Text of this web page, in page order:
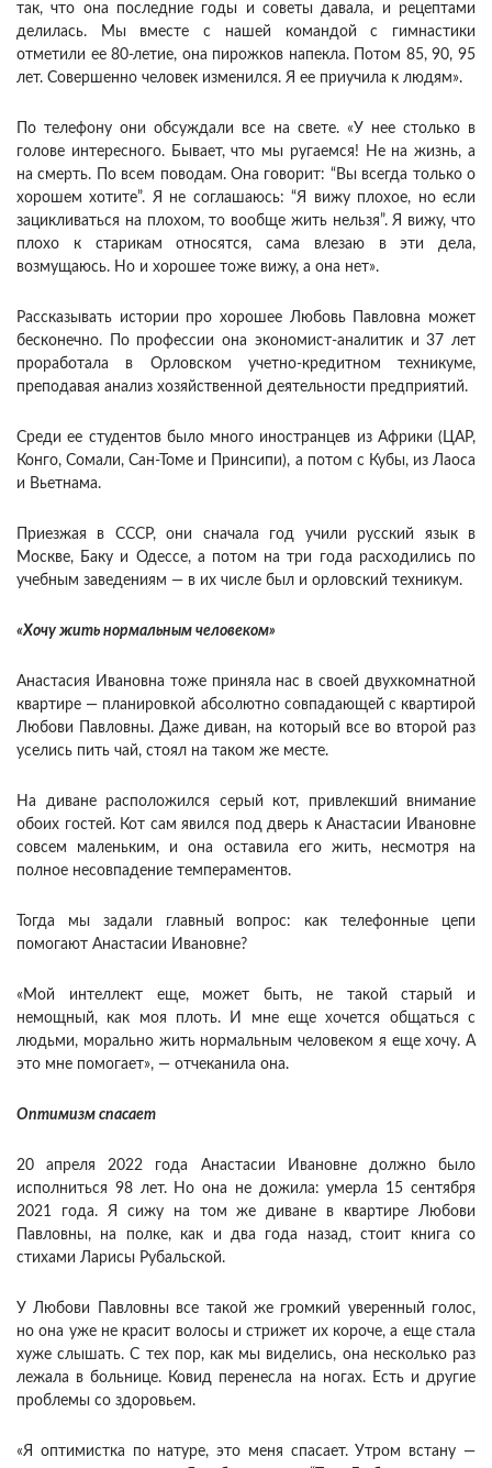
так, что она последние годы и советы давала, и рецептами
делилась. Мы вместе с нашей командой с гимнастики
отметили ее 80-летие, она пирожков напекла. Потом 85, 90, 95
лет. Совершенно человек изменился. Я ее приучила к людям».
По телефону они обсуждали все на свете. «У нее столько в
голове интересного. Бывает, что мы ругаемся! Не на жизнь, а
на смерть. По всем поводам. Она говорит: “Вы всегда только о
хорошем хотите”. Я не соглашаюсь: “Я вижу плохое, но если
зацикливаться на плохом, то вообще жить нельзя”. Я вижу, что
плохо к старикам относятся, сама влезаю в эти дела,
возмущаюсь. Но и хорошее тоже вижу, а она нет».
Рассказывать истории про хорошее Любовь Павловна может
бесконечно. По профессии она экономист-аналитик и 37 лет
проработала в Орловском учетно-кредитном техникуме,
преподавая анализ хозяйственной деятельности предприятий.
Среди ее студентов было много иностранцев из Африки (ЦАР,
Конго, Сомали, Сан-Томе и Принсипи), а потом с Кубы, из Лаоса
и Вьетнама.
Приезжая в СССР, они сначала год учили русский язык в
Москве, Баку и Одессе, а потом на три года расходились по
учебным заведениям — в их числе был и орловский техникум.
«Хочу жить нормальным человеком»
Анастасия Ивановна тоже приняла нас в своей двухкомнатной
квартире — планировкой абсолютно совпадающей с квартирой
Любови Павловны. Даже диван, на который все во второй раз
уселись пить чай, стоял на таком же месте.
На диване расположился серый кот, привлекший внимание
обоих гостей. Кот сам явился под дверь к Анастасии Ивановне
совсем маленьким, и она оставила его жить, несмотря на
полное несовпадение темпераментов.
Тогда мы задали главный вопрос: как телефонные цепи
помогают Анастасии Ивановне?
«Мой интеллект еще, может быть, не такой старый и
немощный, как моя плоть. И мне еще хочется общаться с
людьми, морально жить нормальным человеком я еще хочу. А
это мне помогает», — отчеканила она.
Оптимизм спасает
20 апреля 2022 года Анастасии Ивановне должно было
исполниться 98 лет. Но она не дожила: умерла 15 сентября
2021 года. Я сижу на том же диване в квартире Любови
Павловны, на полке, как и два года назад, стоит книга со
стихами Ларисы Рубальской.
У Любови Павловны все такой же громкий уверенный голос,
но она уже не красит волосы и стрижет их короче, а еще стала
хуже слышать. С тех пор, как мы виделись, она несколько раз
лежала в больнице. Ковид перенесла на ногах. Есть и другие
проблемы со здоровьем.
«Я оптимистка по натуре, это меня спасает. Утром встану —